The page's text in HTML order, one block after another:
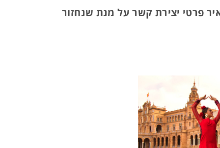
פרטי יצירת קשר על מנת שנחזור